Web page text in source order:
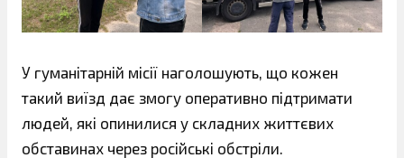
У гуманітарній місії наголошують, що кожен
такий виїзд дає змогу оперативно підтримати
людей, які опинилися у складних життєвих
обставинах через російські обстріли.